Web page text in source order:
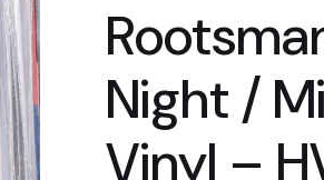
Night /
Vinyl ‎–